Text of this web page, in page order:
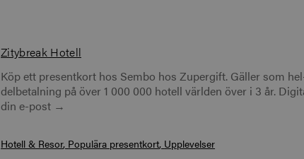
Zitybreak Hotell
Köp ett presentkort hos Sembo hos Zupergift. Gäller som
delbetalning på över 1 000 000 hotell världen över i 3 år.
din e-post →
Hotell & Resor Populära presentkort Upplevelser